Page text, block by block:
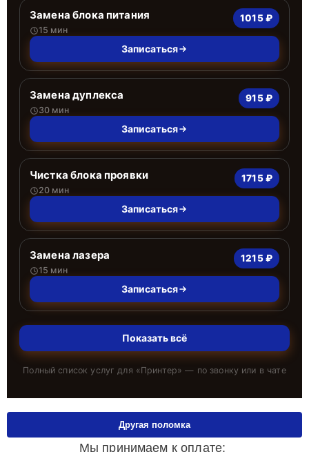
Замена блока питания
15 мин
1015 ₽
Записаться
Замена дуплекса
30 мин
915 ₽
Записаться
Чистка блока проявки
20 мин
1715 ₽
Записаться
Замена лазера
15 мин
1215 ₽
Записаться
Показать всё
Полный список услуг для «Принтер» — по звонку или в чате
Мы принимаем к оплате:
Другая поломка